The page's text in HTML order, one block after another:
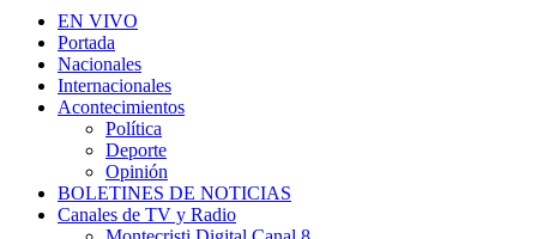
EN VIVO
Portada
Nacionales
Internacionales
Acontecimientos
Política
Deporte
Opinión
BOLETINES DE NOTICIAS
Canales de TV y Radio